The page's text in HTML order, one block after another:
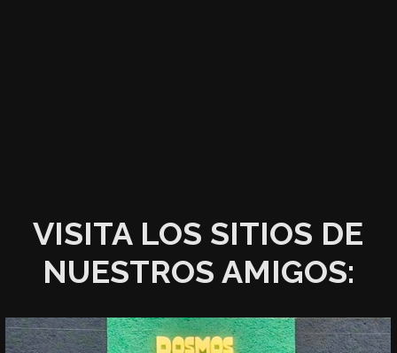
VISITA LOS SITIOS DE
NUESTROS AMIGOS: